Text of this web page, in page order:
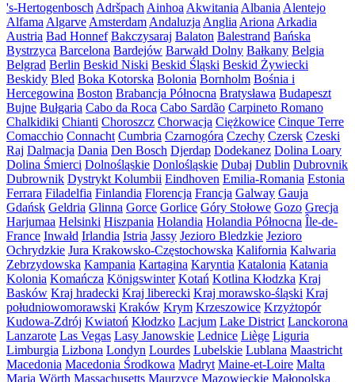
's-Hertogenbosch Adršpach Ainhoa Akwitania Albania Alentejo
Alfama Algarve Amsterdam Andaluzja Anglia Ariona Arkadia
Austria Bad Honnef Bakczysaraj Balaton Balestrand Bańska
Bystrzyca Barcelona Bardejów Barwałd Dolny Bałkany Belgia
Belgrad Berlin Beskid Niski Beskid Śląski Beskid Żywiecki
Beskidy Bled Boka Kotorska Bolonia Bornholm Bośnia i
Hercegowina Boston Brabancja Północna Bratysława Budapeszt
Bujne Bułgaria Cabo da Roca Cabo Sardão Carpineto Romano
Chalkidiki Chianti Choroszcz Chorwacja Ciężkowice Cinque Terre
Comacchio Connacht Cumbria Czarnogóra Czechy Czersk Czeski
Raj Dalmacja Dania Den Bosch Djerdap Dodekanez Dolina Loary
Dolina Śmierci Dolnośląskie Donlośląskie Dubaj Dublin Dubrovnik
Dubrownik Dystrykt Kolumbii Eindhoven Emilia-Romania Estonia
Ferrara Filadelfia Finlandia Florencja Francja Galway Gauja
Gdańsk Geldria Glinna Gorce Gorlice Góry Stołowe Gozo Grecja
Harjumaa Helsinki Hiszpania Holandia Holandia Północna Île-de-
France Inwałd Irlandia Istria Jassy Jezioro Bledzkie Jezioro
Ochrydzkie Jura Krakowsko-Częstochowska Kalifornia Kalwaria
Zebrzydowska Kampania Kartagina Karyntia Katalonia Katania
Kolonia Komańcza Königswinter Kotań Kotlina Kłodzka Kraj
Basków Kraj hradecki Kraj liberecki Kraj morawsko-śląski Kraj
południowomorawski Kraków Krym Krzeszowice Krzyżtopór
Kudowa-Zdrój Kwiatoń Kłodzko Lacjum Lake District Lanckorona
Lanzarote Las Vegas Lasy Janowskie Lednice Liège Liguria
Limburgia Lizbona Londyn Lourdes Lubelskie Lublana Maastricht
Macedonia Macedonia Środkowa Madryt Maine-et-Loire Malta
Maria Wörth Massachusetts Maurzyce Mazowieckie Małopolska